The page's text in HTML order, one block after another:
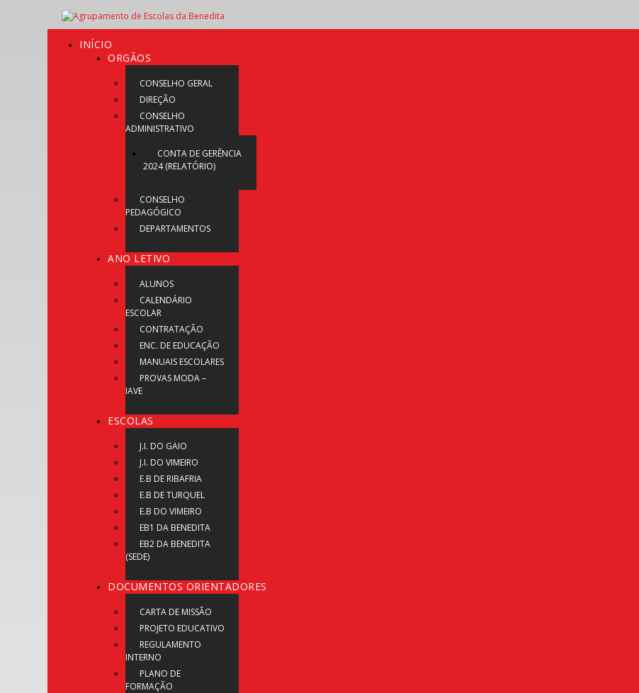
INÍCIO
ORGÃOS
CONSELHO GERAL
DIREÇÃO
CONSELHO
ADMINISTRATIVO
CONTA DE GERÊNCIA
2024 (RELATÓRIO)
CONSELHO
PEDAGÓGICO
DEPARTAMENTOS
ANO LETIVO
ALUNOS
CALENDÁRIO
ESCOLAR
CONTRATAÇÃO
ENC. DE EDUCAÇÃO
MANUAIS ESCOLARES
PROVAS MODA –
IAVE
ESCOLAS
J.I. DO GAIO
J.I. DO VIMEIRO
E.B DE RIBAFRIA
E.B DE TURQUEL
E.B DO VIMEIRO
EB1 DA BENEDITA
EB2 DA BENEDITA
(SEDE)
DOCUMENTOS ORIENTADORES
CARTA DE MISSÃO
PROJETO EDUCATIVO
REGULAMENTO
INTERNO
PLANO DE
FORMAÇÃO